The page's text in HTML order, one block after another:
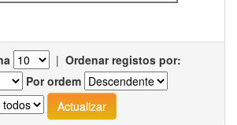
| Ordenar registos por:
Por ordem